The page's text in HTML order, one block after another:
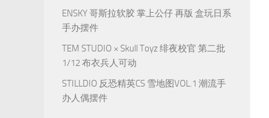
ENSKY 哥斯拉软胶 掌上公仔 再版 盒玩日系
手办摆件
TEM STUDIO × Skull Toyz 绯夜校官 第二批
1/12 布衣兵人可动
STILLDIO 反恐精英CS 雪地图VOL.1 潮流手
办人偶摆件